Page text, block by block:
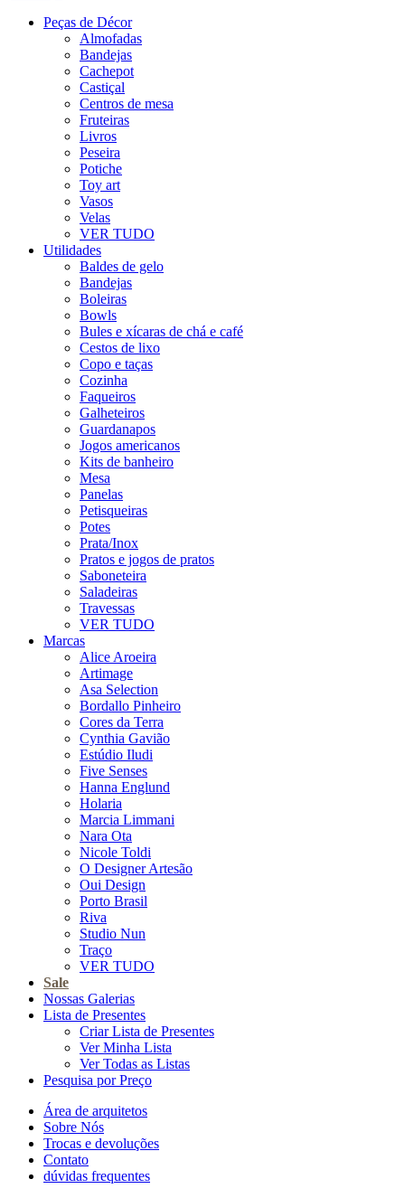
Peças de Décor
Almofadas
Bandejas
Cachepot
Castiçal
Centros de mesa
Fruteiras
Livros
Peseira
Potiche
Toy art
Vasos
Velas
VER TUDO
Utilidades
Baldes de gelo
Bandejas
Boleiras
Bowls
Bules e xícaras de chá e café
Cestos de lixo
Copo e taças
Cozinha
Faqueiros
Galheteiros
Guardanapos
Jogos americanos
Kits de banheiro
Mesa
Panelas
Petisqueiras
Potes
Prata/Inox
Pratos e jogos de pratos
Saboneteira
Saladeiras
Travessas
VER TUDO
Marcas
Alice Aroeira
Artimage
Asa Selection
Bordallo Pinheiro
Cores da Terra
Cynthia Gavião
Estúdio Iludi
Five Senses
Hanna Englund
Holaria
Marcia Limmani
Nara Ota
Nicole Toldi
O Designer Artesão
Oui Design
Porto Brasil
Riva
Studio Nun
Traço
VER TUDO
Sale
Nossas Galerias
Lista de Presentes
Criar Lista de Presentes
Ver Minha Lista
Ver Todas as Listas
Pesquisa por Preço
Área de arquitetos
Sobre Nós
Trocas e devoluções
Contato
dúvidas frequentes